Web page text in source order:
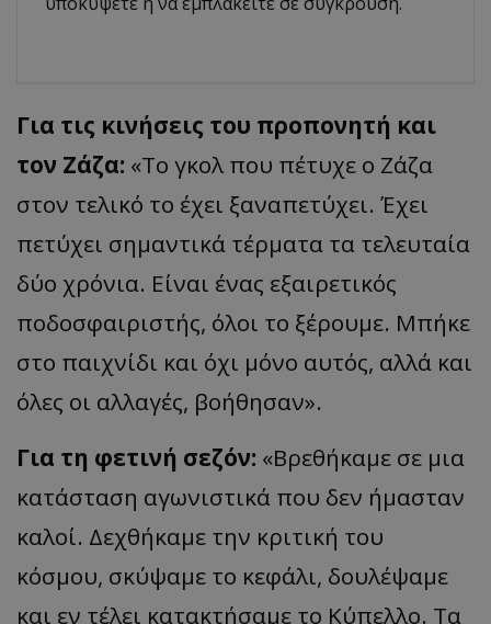
Για τις κινήσεις του προπονητή και
τον Ζάζα: «Το γκολ που πέτυχε ο Ζάζα
στον τελικό το έχει ξαναπετύχει. Έχει
πετύχει σημαντικά τέρματα τα τελευταία
δύο χρόνια. Είναι ένας εξαιρετικός
ποδοσφαιριστής, όλοι το ξέρουμε. Μπήκε
στο παιχνίδι και όχι μόνο αυτός, αλλά και
όλες οι αλλαγές, βοήθησαν».
Για τη φετινή σεζόν: «Βρεθήκαμε σε μια
κατάσταση αγωνιστικά που δεν ήμασταν
καλοί. Δεχθήκαμε την κριτική του
κόσμου, σκύψαμε το κεφάλι, δουλέψαμε
και εν τέλει κατακτήσαμε το Κύπελλο. Τα